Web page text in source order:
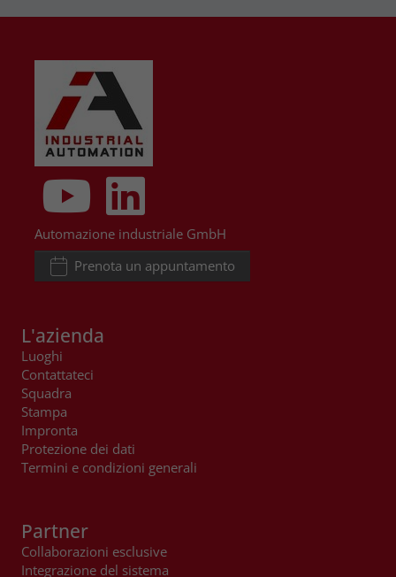
Automazione industriale GmbH
Prenota un appuntamento
L'azienda
Luoghi
Contattateci
Squadra
Stampa
Impronta
Protezione dei dati
Termini e condizioni generali
Partner
Collaborazioni esclusive
Integrazione del sistema